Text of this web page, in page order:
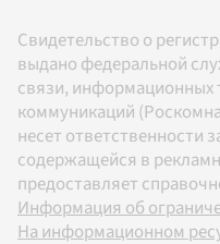
Свидетельство о
выдано федеральной
связи, информационных
коммуникаций
несет ответственности
содержащейся в
предоставляет
Информация об
На информационном